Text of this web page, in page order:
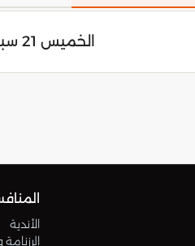
الخميس 21 سبتمبر 2006
الأندية
الرزنامة